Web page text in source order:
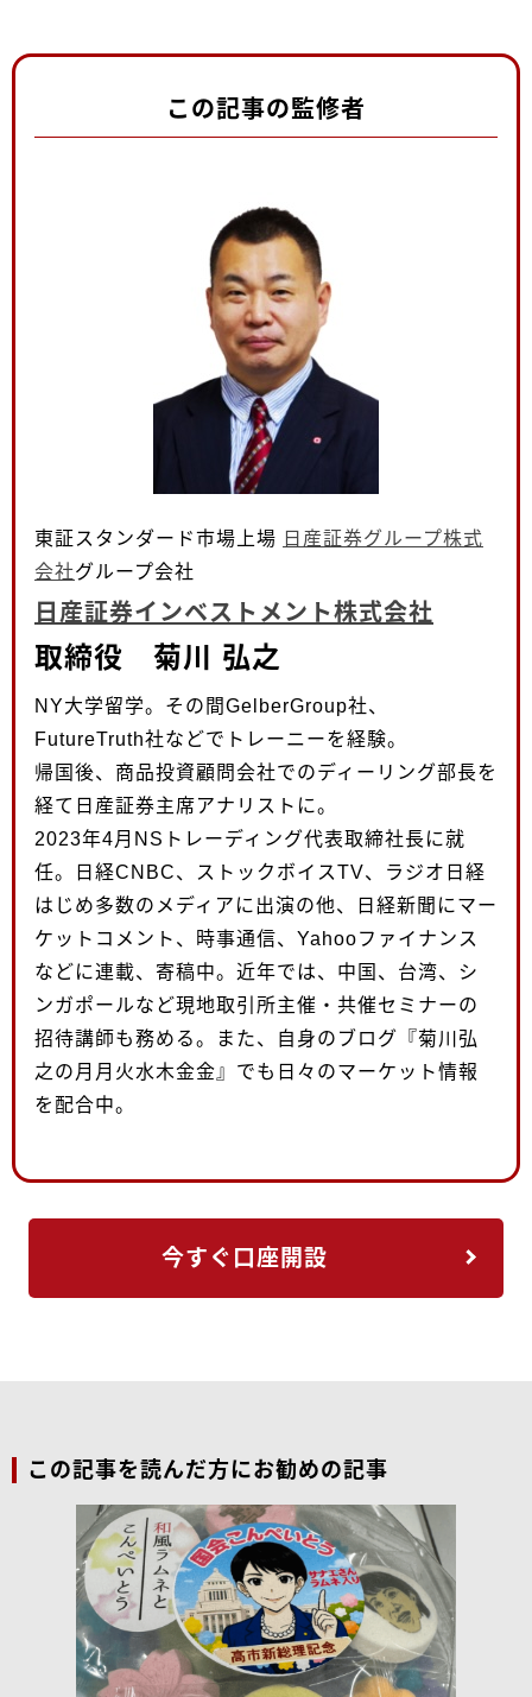
この記事の監修者
東証スタンダード市場上場 日産証券グループ株式
会社グループ会社
日産証券インベストメント株式会社
取締役 菊川 弘之
NY大学留学。その間GelberGroup社、
FutureTruth社などでトレーニーを経験。
帰国後、商品投資顧問会社でのディーリング部長を
経て日産証券主席アナリストに。
2023年4月NSトレーディング代表取締社長に就
任。日経CNBC、ストックボイスTV、ラジオ日経
はじめ多数のメディアに出演の他、日経新聞にマー
ケットコメント、時事通信、Yahooファイナンス
などに連載、寄稿中。近年では、中国、台湾、シ
ンガポールなど現地取引所主催・共催セミナーの
招待講師も務める。また、自身のブログ『菊川弘
之の月月火水木金金』でも日々のマーケット情報
を配合中。
今すぐ口座開設
この記事を読んだ方にお勧めの記事